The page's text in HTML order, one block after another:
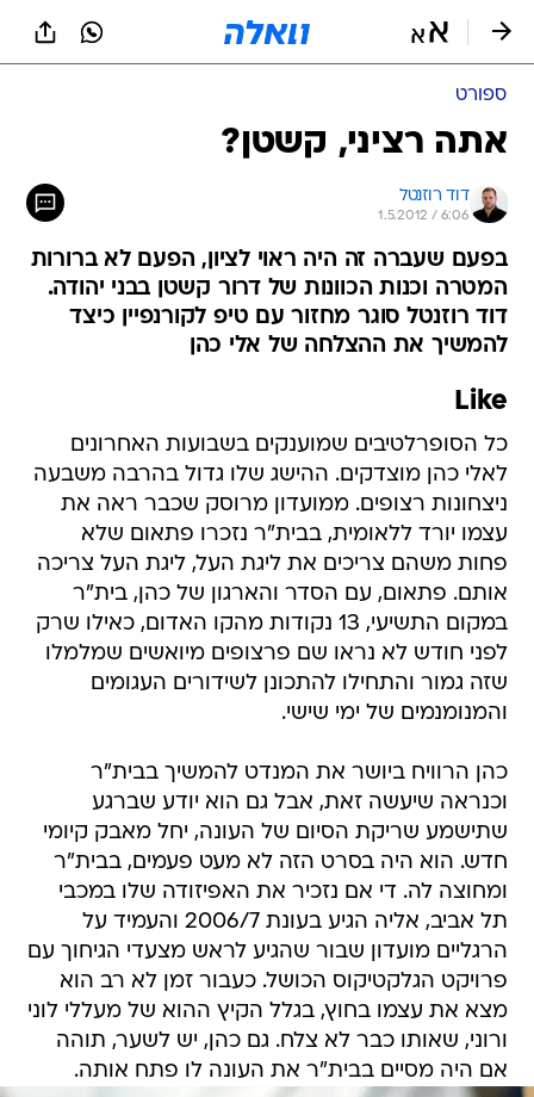
ספורט
אתה רציני, קשטן?
דוד רוזנטל
1.5.2012 / 6:06
בפעם שעברה זה היה ראוי לציון, הפעם לא ברורות
המטרה וכנות הכוונות של דרור קשטן בבני יהודה.
דוד רוזנטל סוגר מחזור עם טיפ לקורנפיין כיצד
להמשיך את ההצלחה של אלי כהן
Like
כל הסופרלטיבים שמוענקים בשבועות האחרונים
לאלי כהן מוצדקים. ההישג שלו גדול בהרבה משבעה
ניצחונות רצופים. ממועדון מרוסק שכבר ראה את
עצמו יורד ללאומית, בבית"ר נזכרו פתאום שלא
פחות משהם צריכים את ליגת העל, ליגת העל צריכה
אותם. פתאום, עם הסדר והארגון של כהן, בית"ר
במקום התשיעי, 13 נקודות מהקו האדום, כאילו שרק
לפני חודש לא נראו שם פרצופים מיואשים שמלמלו
שזה גמור והתחילו להתכונן לשידורים העגומים
והמנומנמים של ימי שישי.
כהן הרוויח ביושר את המנדט להמשיך בבית"ר
וכנראה שיעשה זאת, אבל גם הוא יודע שברגע
שתישמע שריקת הסיום של העונה, יחל מאבק קיומי
חדש. הוא היה בסרט הזה לא מעט פעמים, בבית"ר
ומחוצה לה. די אם נזכיר את האפיזודה שלו במכבי
תל אביב, אליה הגיע בעונת 2006/7 והעמיד על
הרגליים מועדון שבור שהגיע לראש מצעדי הגיחוך עם
פרויקט הגלקטיקוס הכושל. כעבור זמן לא רב הוא
מצא את עצמו בחוץ, בגלל הקיץ ההוא של מעללי לוני
ורוני, שאותו כבר לא צלח. גם כהן, יש לשער, תוהה
אם היה מסיים בבית"ר את העונה לו פתח אותה.